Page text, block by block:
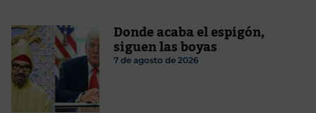
Donde acaba el espigón,
siguen las boyas
7 de agosto de 2026